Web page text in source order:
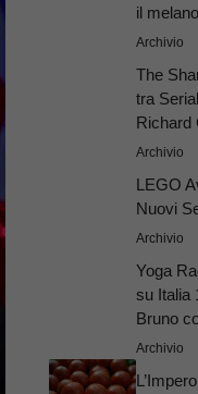
il
Archivio
The
tra
Richard
Archivio
LEGO
Nuovi
Archivio
Yoga
su Italia
Bruno
Archivio